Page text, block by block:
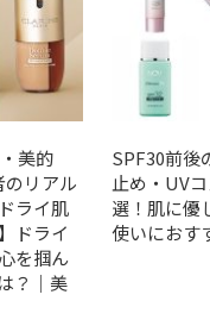
美的
のリアル
ライ肌
ドライ
を掴ん
？｜美
SPF30前後
止め・UV
選！肌に優
使いにおす